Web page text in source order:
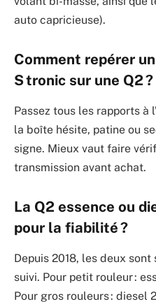
auto capricieuse).
Comment repérer
S tronic sur une Q2 ?
Passez tous les rapports à
la boîte hésite, patine ou
signe. Mieux vaut faire
transmission avant achat.
La Q2 essence ou
pour la fiabilité ?
Depuis 2018, les deux
suivi. Pour petit rouleur :
Pour gros rouleurs : diesel